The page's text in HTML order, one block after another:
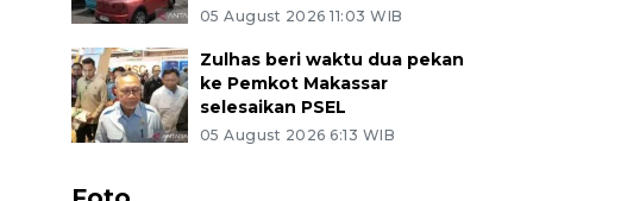
05 August 2026 11:03 WIB
Zulhas beri waktu dua pekan
ke Pemkot Makassar
selesaikan PSEL
05 August 2026 6:13 WIB